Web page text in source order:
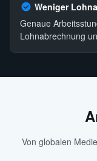
Weniger
Genaue
Lohnabrechnung
Von globalen